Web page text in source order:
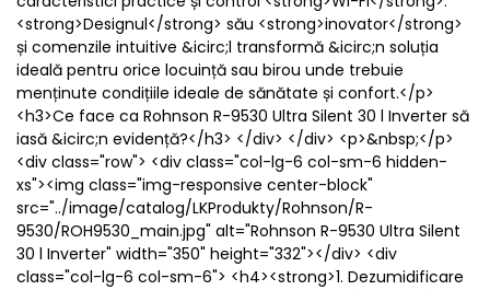
<strong>Designul</strong> său <strong>inovator</strong>
și comenzile intuitive &icirc;l transformă &icirc;n soluția
ideală pentru orice locuință sau birou unde trebuie
menținute condițiile ideale de sănătate și confort.</p>
<h3>Ce face ca Rohnson R-9530 Ultra Silent 30 l Inverter să
iasă &icirc;n evidență?</h3> </div> </div> <p>&nbsp;</p>
<div class="row"> <div class="col-lg-6 col-sm-6 hidden-
xs"><img class="img-responsive center-block"
src="../image/catalog/LKProdukty/Rohnson/R-
9530/ROH9530_main.jpg" alt="Rohnson R-9530 Ultra Silent
30 l Inverter" width="350" height="332"></div> <div
class="col-lg-6 col-sm-6"> <h4><strong>1. Dezumidificare